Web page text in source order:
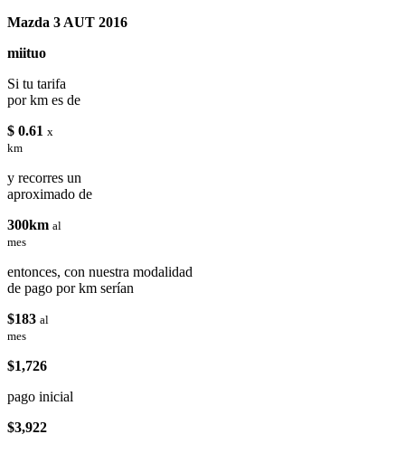
Mazda 3 AUT 2016
miituo
Si tu tarifa
por km es de
$ 0.61 x
km
y recorres un
aproximado de
300km al
mes
entonces, con nuestra modalidad
de pago por km serían
$183 al
mes
$1,726
pago inicial
$3,922